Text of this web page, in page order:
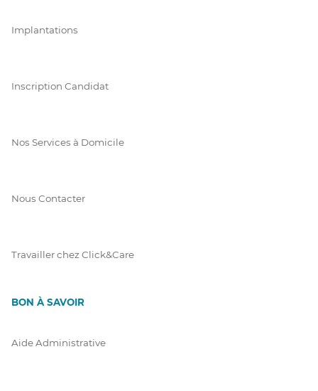
Implantations
Inscription Candidat
Nos Services à Domicile
Nous Contacter
Travailler chez Click&Care
BON À SAVOIR
Aide Administrative